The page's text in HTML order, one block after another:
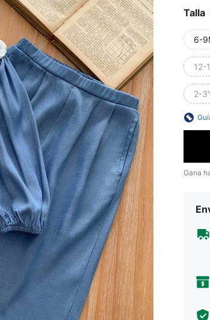
Talla
6-
12-
2-
Gana